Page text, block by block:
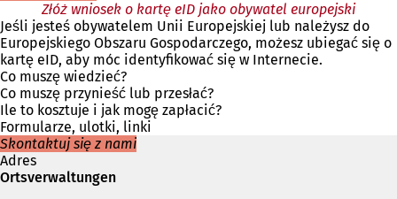
Złóż wniosek o kartę eID jako obywatel europejski
Jeśli jesteś obywatelem Unii Europejskiej lub należysz do
Europejskiego Obszaru Gospodarczego, możesz ubiegać się o
kartę eID, aby móc identyfikować się w Internecie.
Co muszę wiedzieć?
Co muszę przynieść lub przesłać?
Ile to kosztuje i jak mogę zapłacić?
Formularze, ulotki, linki
Skontaktuj się z nami
Adres
Ortsverwaltungen